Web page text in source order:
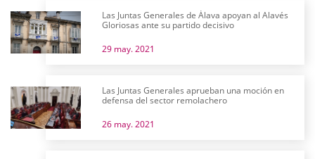
Las Juntas Generales de Álava apoyan al Alavés
Gloriosas ante su partido decisivo
29 may. 2021
Las Juntas Generales aprueban una moción en
defensa del sector remolachero
26 may. 2021